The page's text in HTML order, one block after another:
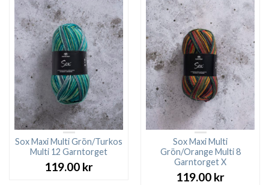
Sox Maxi Multi Grön/Turkos
Multi 12 Garntorget
119.00 kr
Sox Maxi Multi
Grön/Orange Multi 8
Garntorget X
119.00 kr